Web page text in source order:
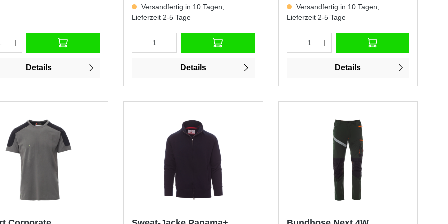
Details
Versandfertig in 10 Tagen,
Lieferzeit 2-5 Tage
Details
Versandfertig in 10 Tagen,
Lieferzeit 2-5 Tage
Details